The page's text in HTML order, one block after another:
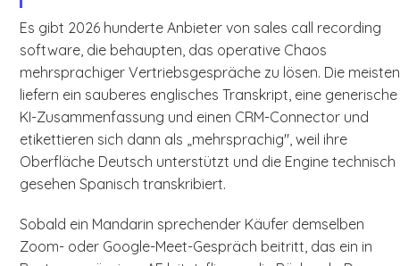
Es gibt 2026 hunderte Anbieter von sales call recording
software, die behaupten, das operative Chaos
mehrsprachiger Vertriebsgespräche zu lösen. Die meisten
liefern ein sauberes englisches Transkript, eine generische
KI-Zusammenfassung und einen CRM-Connector und
etikettieren sich dann als „mehrsprachig", weil ihre
Oberfläche Deutsch unterstützt und die Engine technisch
gesehen Spanisch transkribiert.
Sobald ein Mandarin sprechender Käufer demselben
Zoom- oder Google-Meet-Gespräch beitritt, das ein in